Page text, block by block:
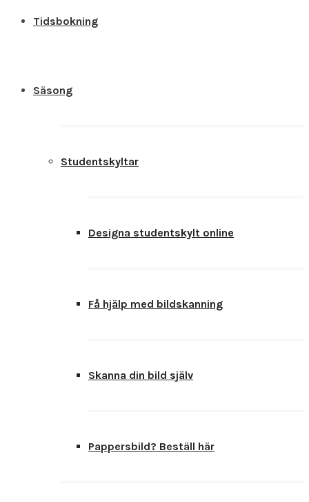
Tidsbokning
Säsong
Studentskyltar
Designa studentskylt online
Få hjälp med bildskanning
Skanna din bild själv
Pappersbild? Beställ här